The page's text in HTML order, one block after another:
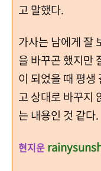
고 말했다.
가사는 남에게 잘
을 바꾸곤 했지만
이 되었을 때 평생
고 상대로 바꾸지
는 내용인 것 같다.
현지운